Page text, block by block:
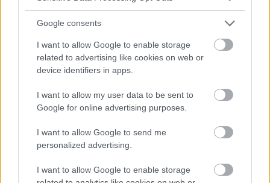
Google consents
I want to allow Google to enable storage
related to advertising like cookies on web or
device identifiers in apps.
I want to allow my user data to be sent to
Google for online advertising purposes.
I want to allow Google to send me
personalized advertising.
I want to allow Google to enable storage
Le contenu et les documents de ce site Web sont éducatifs et
informatifs. L'éditeur et les éditeurs du site ne sont pas
responsables des effets de leur utilisation. Avant d'utiliser les
conseils et astuces contenus dans le site, vous devez
Publicité: